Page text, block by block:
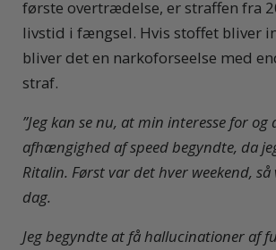
første overtrædelse, er straffen fra
livstid i fængsel. Hvis stoffet bliver
bliver det en narkoforseelse med
straf.
”Jeg kan se nu, at min interesse for og
afhængighed af speed begyndte, da
Ritalin. Først var det hver weekend,
dag.
Jeg begyndte at få hallucinationer af